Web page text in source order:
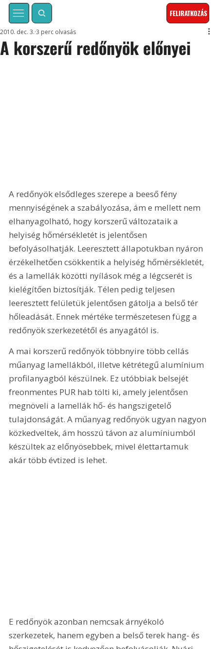
FELIRATKOZÁS
A korszerű redőnyök előnyei
2010. dec. 3. 3 perc olvasás
A redőnyök elsődleges szerepe a beeső fény
mennyiségének a szabályozása, ám e mellett nem
elhanyagolható, hogy korszerű változataik a
helyiség hőmérsékletét is jelentősen
befolyásolhatják. Leeresztett állapotukban nyáron
érzékelhetően csökkentik a helyiség hőmérsékletét,
és a lamellák közötti nyílások még a légcserét is
kielégítően biztosítják. Télen pedig teljesen
leeresztett felületük jelentősen gátolja a belső tér
hőleadását. Ennek mértéke természetesen függ a
redőnyök szerkezetétől és anyagától is.
A mai korszerű redőnyök többnyire több cellás
műanyag lamellákból, illetve kétrétegű alumínium
profilanyagból készülnek. Ez utóbbiak belsejét
freonmentes PUR hab tölti ki, amely jelentősen
megnöveli a lamellák hő- és hangszigetelő
tulajdonságát. A műanyag redőnyök ugyan nagyon
közkedveltek, ám hosszú távon az alumíniumból
készültek az előnyösebbek, mivel élettartamuk
akár több évtized is lehet.
E redőnyök azonban nemcsak árnyékoló
szerkezetek, hanem egyben a belső terek hang- és